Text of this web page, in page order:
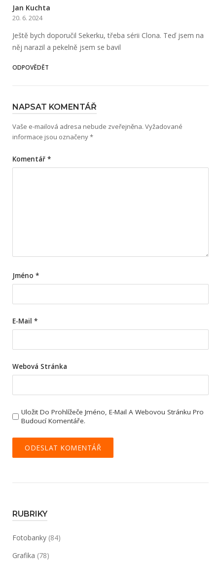
Jan Kuchta
20. 6. 2024
Ještě bych doporučil Sekerku, třeba sérii Clona. Teď jsem na
něj narazil a pekelně jsem se bavil
ODPOVĚDĚT
NAPSAT KOMENTÁŘ
Vaše e-mailová adresa nebude zveřejněna. Vyžadované
informace jsou označeny*
Komentář *
Jméno *
E-Mail *
Webová Stránka
Uložit Do Prohlížeče Jméno, E-Mail A Webovou Stránku Pro
Budoucí Komentáře.
RUBRIKY
Fotobanky (84)
Grafika (78)